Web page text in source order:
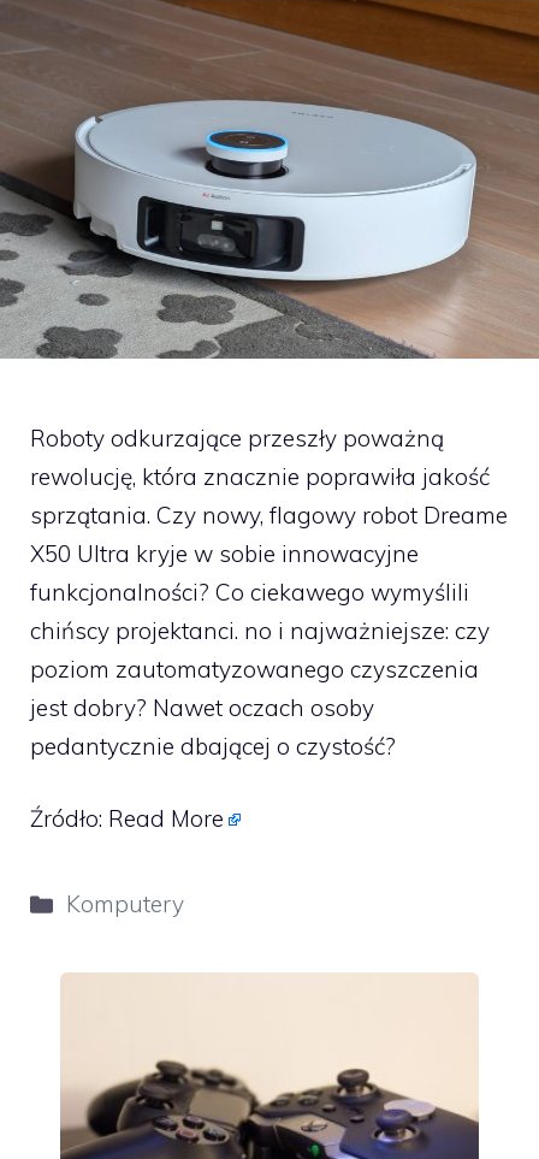
Roboty odkurzające przeszły poważną
rewolucję, która znacznie poprawiła jakość
sprzątania. Czy nowy, flagowy robot Dreame
X50 Ultra kryje w sobie innowacyjne
funkcjonalności? Co ciekawego wymyślili
chińscy projektanci. no i najważniejsze: czy
poziom zautomatyzowanego czyszczenia
jest dobry? Nawet oczach osoby
pedantycznie dbającej o czystość?
Źródło: Read More
Kategorie
Komputery